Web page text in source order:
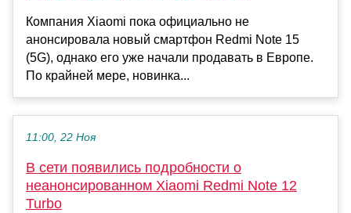
Компания Xiaomi пока официально не
анонсировала новый смартфон Redmi Note 15
(5G), однако его уже начали продавать в Европе.
По крайней мере, новинка...
11:00, 22 Ноя
В сети появились подробности о
неанонсированном Xiaomi Redmi Note 12
Turbo